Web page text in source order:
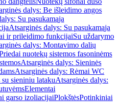
dalys: Be išleidimo angos
Su pasukamąja
Atsarginės dalys: Su pasukamąja
ir prileidimo funkcijaiSu uždarymo
dalys: Montavimo dalių
nuotekų sistemos fasoninėms
Atsarginės dalys: Sieninės
Atsarginės dalys: Rėmai WC
su sieniniu latakuAtsarginės dalys:
Elementai
garso izoliacijaiPlokštėsPotinkiniai